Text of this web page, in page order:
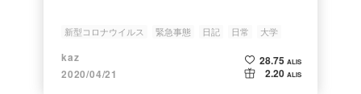
新型コロナウイルス 緊急事態 日記 日常 大学
kaz
2020/04/21
28.75 ALIS
2.20 ALIS